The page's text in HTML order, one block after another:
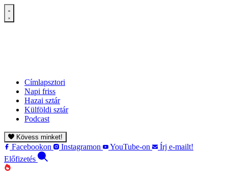
Címlapsztori
Napi friss
Hazai sztár
Külföldi sztár
Podcast
Kövess minket!
Facebookon Instagramon YouTube-on
Írj e-mailt!
Előfizetés